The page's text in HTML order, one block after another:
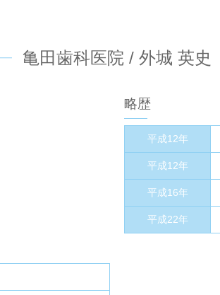
亀田歯科医院 / 外城 英史
略歴
平成12年
平成12年
平成16年
平成22年